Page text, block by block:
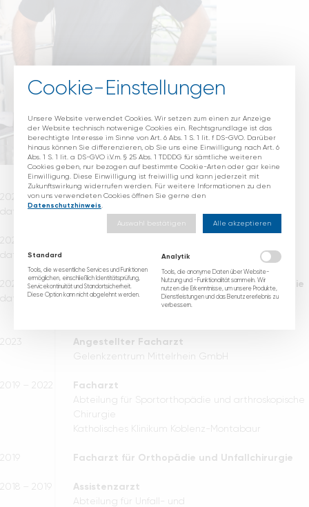
2024 –
dato
Auftragnehmer des DFB
Arzt der U-Nationalmannschaften
dato
Gelenkzentrum Mittelrhein GmbH
2023 –
dato
Leitender Arzt der Belegabteilung Orthopädie
I
2023 Angestellter Facharzt
Gelenkzentrum Mittelrhein GmbH
2019 – 2022 Facharzt
Abteilung für Sportorthopädie und arthroskopische
Chirurgie
Katholisches Klinikum Koblenz-Montabaur
2019 Facharzt für Orthopädie und Unfallchirurgie
2018 – 2019 Assistenzarzt
Abteilung für Unfall- und
Cookie-Einstellungen
Unsere Website verwendet Cookies. Wir setzen zum einen zur Anzeige
der Website technisch notwenige Cookies ein. Rechtsgrundlage ist das
berechtigte Interesse im Sinne von Art. 6 Abs. 1 S. 1 lit. f DS-GVO. Darüber
hinaus können Sie differenzieren, ob Sie uns eine Einwilligung nach Art. 6
Abs. 1 S. 1 lit. a DS-GVO i.V.m. § 25 Abs. 1 TDDDG für sämtliche weiteren
Cookies geben, nur bezogen auf bestimmte Cookie-Arten oder gar keine
Einwilligung. Diese Einwilligung ist freiwillig und kann jederzeit mit
Zukunftswirkung widerrufen werden. Für weitere Informationen zu den
von uns verwendeten Cookies öffnen Sie gerne den
Datenschutzhinweis
Auswahl bestätigen Alle akzeptieren
Standard
Tools, die wesentliche Services und Funktionen
ermöglichen, einschließlich Identitätsprüfung,
Servicekontinuität und Standortsicherheit.
Diese Option kann nicht abgelehnt werden.
Analytik
Tools, die anonyme Daten über Website-
Nutzung und -Funktionalität sammeln. Wir
nutzen die Erkenntnisse, um unsere Produkte,
Dienstleistungen und das Benutzererlebnis zu
verbessern.